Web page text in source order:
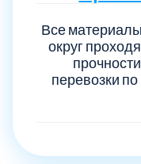
Все
округ
перевозки